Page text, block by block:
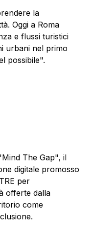
la
Oggi a Roma
e flussi turistici
urbani nel primo
possibile".
The Gap", il
digitale promosso
per
offerte dalla
come